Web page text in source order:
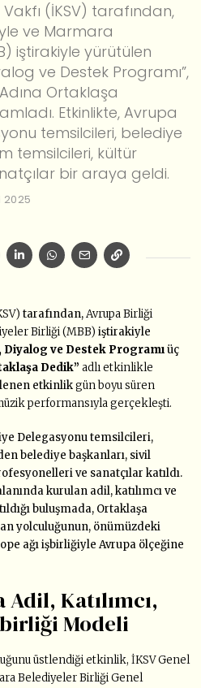
(İKSV) tarafından,
ve Marmara
iştirakiyle yürütülen
ve Destek Programı”,
Ortaklaşa
Etkinlikte, Avrupa
temsilcileri, belediye
temsilcileri, kültür
bir araya geldi.
2025
tarafından,Avrupa Birliği
Birliği (MBB) iştirakiyle
ve Destek Programı üç
Dedik” adlı etkinlikle
etkinlikgün boyu süren
performansıyla gerçekleşti.
Delegasyonu temsilcileri,
belediye başkanları, sivil
ve sanatçılar katıldı.
kurulan adil, katılımcı ve
buluşmada, Ortaklaşa
yolculuğunun, önümüzdeki
ağı işbirliğiyle Avrupa ölçeğine
Katılımcı,
Modeli
üstlendiği etkinlik, İKSV Genel
Belediyeler Birliği Genel